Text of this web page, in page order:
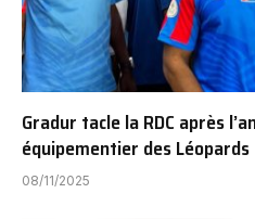
Gradur tacle la RDC après
équipementier des Léopards
08/11/2025